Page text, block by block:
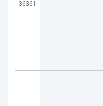
36361